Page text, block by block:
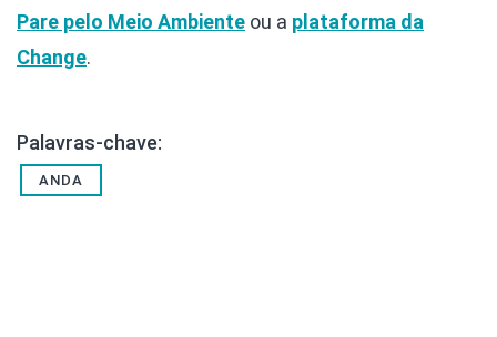
Pare pelo Meio Ambiente ou a plataforma da
Change.
Palavras-chave:
ANDA